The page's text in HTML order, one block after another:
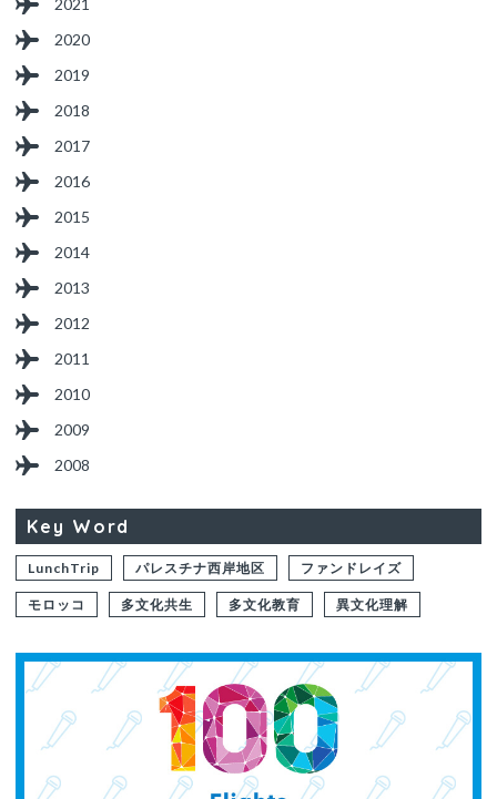
2021
2020
2019
2018
2017
2016
2015
2014
2013
2012
2011
2010
2009
2008
Key Word
LunchTrip パレスチナ西岸地区 ファンドレイズ
モロッコ 多文化共生 多文化教育 異文化理解